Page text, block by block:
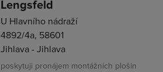
Lengsfeld
U Hlavního nádraží
4892/4a, 58601
Jihlava - Jihlava
poskytuji pronájem montážních plošin